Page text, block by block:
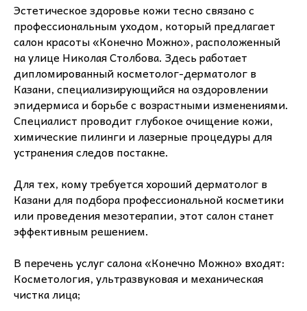
Эстетическое здоровье кожи тесно связано с
профессиональным уходом, который предлагает
салон красоты «Конечно Можно», расположенный
на улице Николая Столбова. Здесь работает
дипломированный косметолог-дерматолог в
Казани, специализирующийся на оздоровлении
эпидермиса и борьбе с возрастными изменениями.
Специалист проводит глубокое очищение кожи,
химические пилинги и лазерные процедуры для
устранения следов постакне.
Для тех, кому требуется хороший дерматолог в
Казани для подбора профессиональной косметики
или проведения мезотерапии, этот салон станет
эффективным решением.
В перечень услуг салона «Конечно Можно» входят:
Косметология, ультразвуковая и механическая
чистка лица;